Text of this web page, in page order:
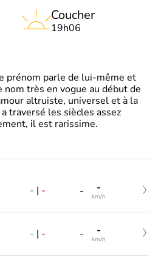
Coucher
19h06
prénom parle de lui-même et
nom très en vogue au début de
altruiste, universel et à la
traversé les siècles assez
il est rarissime.
- | - - -
km/h
- | - - -
km/h